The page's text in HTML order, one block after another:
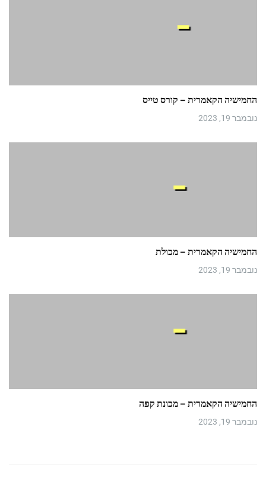
החמישיה הקאמרית – קורס טייס
נובמבר 19, 2023
החמישיה הקאמרית – מכולת
נובמבר 19, 2023
החמישיה הקאמרית – מכונת קפה
נובמבר 19, 2023